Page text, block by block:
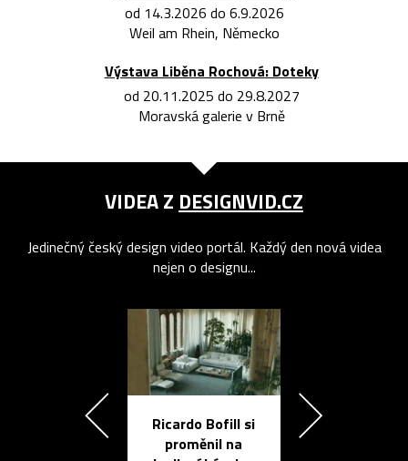
od 14.3.2026 do 6.9.2026
Weil am Rhein, Německo
Výstava Liběna Rochová: Doteky
od 20.11.2025 do 29.8.2027
Moravská galerie v Brně
VIDEA Z DESIGNVID.CZ
Jedinečný český design video portál. Každý den nová videa
nejen o designu...
Ricardo Bofill si
proměnil na